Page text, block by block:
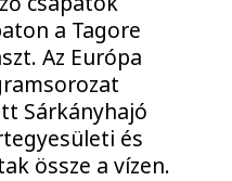
a Tagore
Az Európa
Sárkányhajó
és
össze a vízen.